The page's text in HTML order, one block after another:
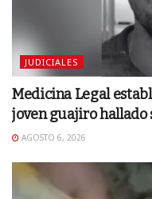
JUDICIALES
Medicina Legal
joven guajiro hallado
AGOSTO 6, 2026